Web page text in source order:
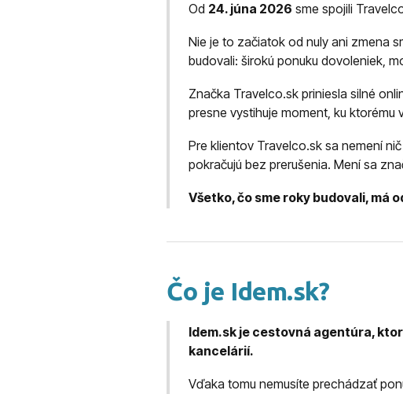
Od 24. júna 2026 sme spojili
Nie je to začiatok od nuly ani zmena
budovali: širokú ponuku dovoleniek,
Značka Travelco.sk priniesla silné
presne vystihuje moment, ku
Pre klientov Travelco.sk sa nemení
pokračujú bez prerušenia. Mení sa
Všetko, čo sme roky budovali, má
Čo je Idem.sk?
Idem.sk je cestovná agentúra,
kancelárií.
Vďaka tomu nemusíte prechádzať